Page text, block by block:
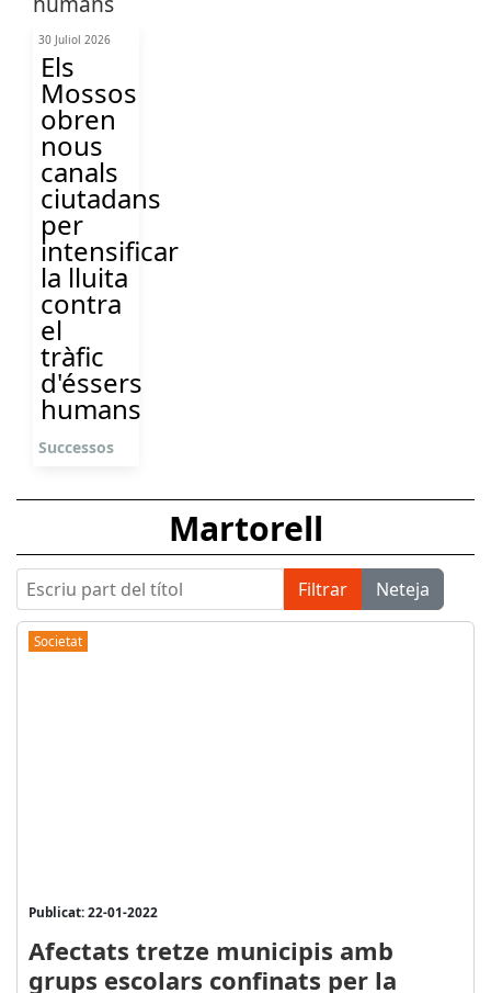
30 Juliol 2026
Els
Mossos
obren
nous
canals
ciutadans
per
intensificar
la lluita
contra
el
tràfic
d'éssers
humans
Successos
Martorell
Escriu part del títol Filtrar Neteja
Societat
Publicat: 22-01-2022
Afectats tretze municipis amb
grups escolars confinats per la